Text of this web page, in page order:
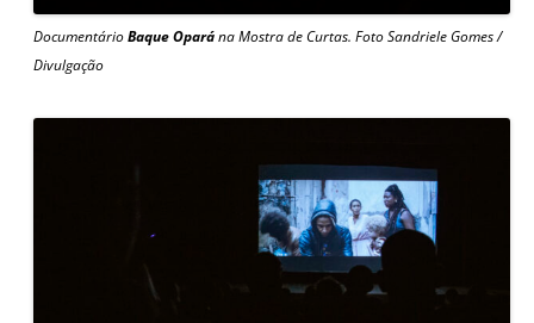
DocumentárioBaque Oparána Mostra de Curtas. Foto Sandriele Gomes /
Divulgação